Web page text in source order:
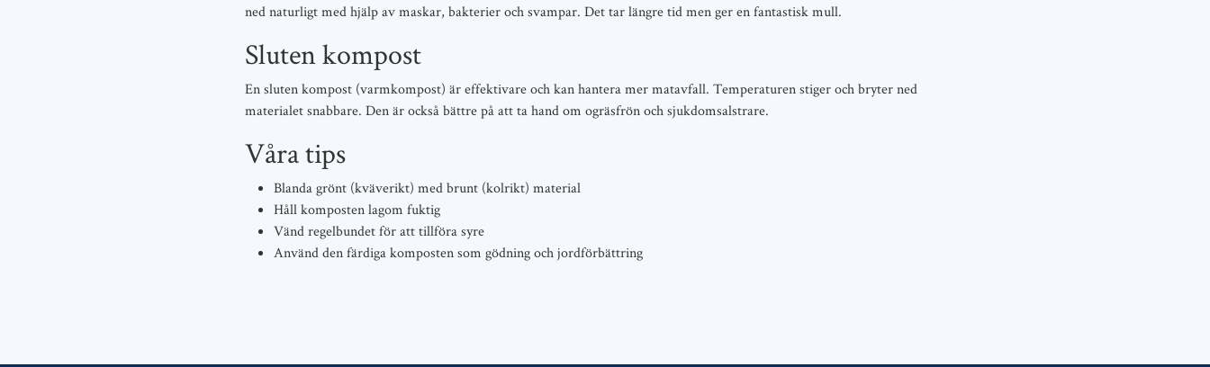
ned naturligt med hjälp av maskar, bakterier och svampar. Det tar längre tid men ger en fantastisk mull.
Sluten kompost
En sluten kompost (varmkompost) är effektivare och kan hantera mer matavfall. Temperaturen stiger och bryter ned
materialet snabbare. Den är också bättre på att ta hand om ogräsfrön och sjukdomsalstrare.
Våra tips
Blanda grönt (kväverikt) med brunt (kolrikt) material
Håll komposten lagom fuktig
Vänd regelbundet för att tillföra syre
Använd den färdiga komposten som gödning och jordförbättring